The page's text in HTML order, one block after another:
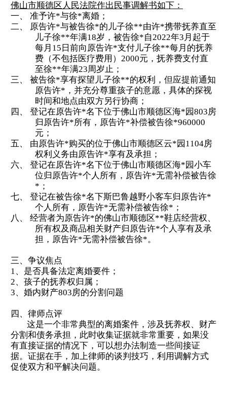
佛山市顺德区人民法院作出民事调解书如下：
一、 准予许*与徐*离婚；
二、
原告许*与被告徐*的儿子徐**由许*携带抚养直至
儿子徐**年满18岁 ， 被告徐*自2022年3 月 起于
每月 15 日 前向原告许*支付儿子徐**每月的抚养
费（不包括医疗费用） 2000元 ，抚养费支付直
至徐**年满23周岁止 ；
三、 被告徐*享有探望儿子徐**的权利，但应提前通知
原告许*，并充分尊重孩子的意愿，具体的探视
时间和地点由双方另行协商；
四、 登记在原告许*名下位于佛山市顺德区海*园803房
归原告许*所有，原告许*补偿被告徐*960000
元；
五、 由原告许*购买的位于佛山市顺德区云*园1104房
权利义务由原告许*享有及承担 ；
六、 登记在原告许*名下位于佛山市顺德区海*园小车
位归原告许*个人所有， 原告许*无需补偿被告徐
*；
七、 登记在被告徐*名下斯巴鲁越野小客车归原告许*
个人所有， 原告许*无需补偿被告徐*；
八、 经营者为原告许*的佛山市顺德区 **鞋店经营权、
所有权及商品相关财产归原告许*个人享有及承
担， 原告许*无需补偿被告徐*。
三、争议焦点
1、是否具备法定离婚要件；
2、孩子的抚养权归属；
3、婚内财产803房的分割问题
四、律师点评
这是一个非常典型的离婚案件，涉及抚养权、财产
分割和债务承担，此时收集证据就非常重要，如果没
有直接证据的情况下，可以想办法制造一些间接证
据。证据在手，加上律师的谈判技巧，利用调解方式
促使双方和平解决问题。